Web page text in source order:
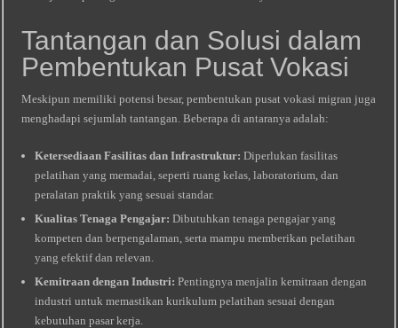
Tantangan dan Solusi dalam
Pembentukan Pusat Vokasi
Meskipun memiliki potensi besar, pembentukan pusat vokasi migran juga
menghadapi sejumlah tantangan. Beberapa di antaranya adalah:
Ketersediaan Fasilitas dan Infrastruktur: Diperlukan fasilitas
pelatihan yang memadai, seperti ruang kelas, laboratorium, dan
peralatan praktik yang sesuai standar.
Kualitas Tenaga Pengajar: Dibutuhkan tenaga pengajar yang
kompeten dan berpengalaman, serta mampu memberikan pelatihan
yang efektif dan relevan.
Kemitraan dengan Industri: Pentingnya menjalin kemitraan dengan
industri untuk memastikan kurikulum pelatihan sesuai dengan
kebutuhan pasar kerja.